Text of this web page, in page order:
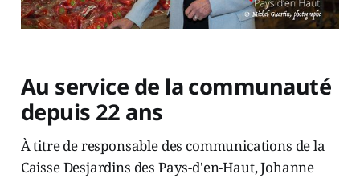
Au service de la communauté
depuis 22 ans
À titre de responsable des communications de la
Caisse Desjardins des Pays-d'en-Haut, Johanne